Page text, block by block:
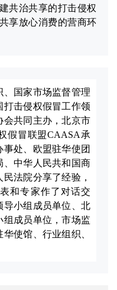
共治共享的打击侵权
享放心消费的营商环
国家市场监督管理
打击侵权假冒工作领
会共同主办，北京市
假冒联盟CAASA承
处、欧盟驻华使团
、中华人民共和国商
法院分享了经验，
和专家作了对话交
导小组成员单位、北
组成员单位，市场监
使馆、行业组织、